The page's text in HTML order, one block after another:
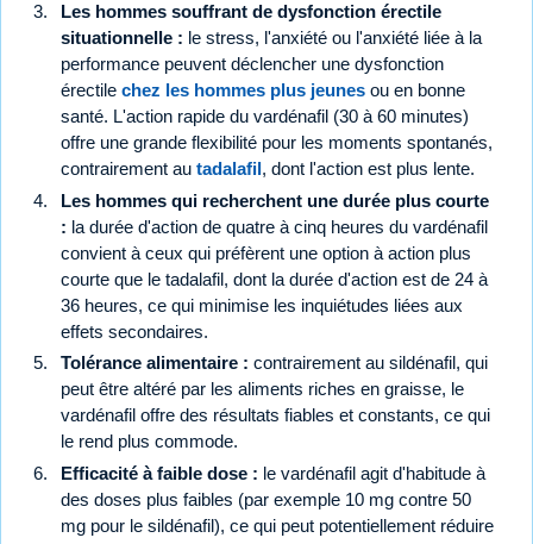
Les hommes souffrant de dysfonction érectile
situationnelle : le stress, l'anxiété ou l'anxiété liée à la
performance peuvent déclencher une dysfonction
érectile chez les hommes plus jeunes ou en bonne
santé. L'action rapide du vardénafil (30 à 60 minutes)
offre une grande flexibilité pour les moments spontanés,
contrairement au tadalafil, dont l'action est plus lente.
Les hommes qui recherchent une durée plus courte
: la durée d'action de quatre à cinq heures du vardénafil
convient à ceux qui préfèrent une option à action plus
courte que le tadalafil, dont la durée d'action est de 24 à
36 heures, ce qui minimise les inquiétudes liées aux
effets secondaires.
Tolérance alimentaire : contrairement au sildénafil, qui
peut être altéré par les aliments riches en graisse, le
vardénafil offre des résultats fiables et constants, ce qui
le rend plus commode.
Efficacité à faible dose : le vardénafil agit d'habitude à
des doses plus faibles (par exemple 10 mg contre 50
mg pour le sildénafil), ce qui peut potentiellement réduire